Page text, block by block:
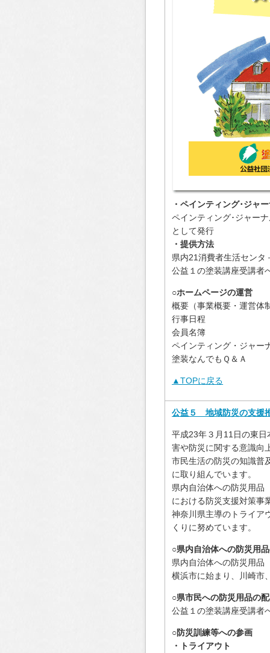
・ペインティング･ジャ
ペインティング･ジャー
として発行
・提供方法
県内21消費者生活センタ
公益１の塗装講座受講者
○ホームページの運営
概要（事業概要・運営体
行事日程
会員名簿
ペインティング・ジャー
塗装なんでもＱ＆Ａ
▲TOPに戻る
公益５ 地域防災の支援
平成23年３月11日の東
害や防災に関する意識向
市民生活の防災の知識普
に取り組んでいます。
県内自治体への防災用品
における防災支援対策事
神奈川県主導のトライア
くりに努めています。
○県内自治体への防災用
県内自治体への防災用品
横浜市に始まり、川崎市
○県市民への防災用品の
公益１の塗装講座受講者
○防災訓練等への参画
・トライアウト